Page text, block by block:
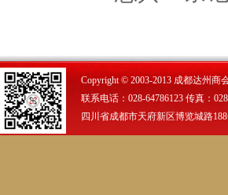
Copyright © 2003-2013 成都达州商
联系电话：028-64786123 传真：
四川省成都市天府新区博览城路